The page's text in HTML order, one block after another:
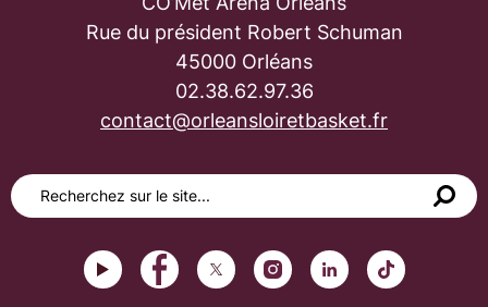
Rue du président Robert Schuman
45000 Orléans
02.38.62.97.36
contact@orleansloiretbasket.fr